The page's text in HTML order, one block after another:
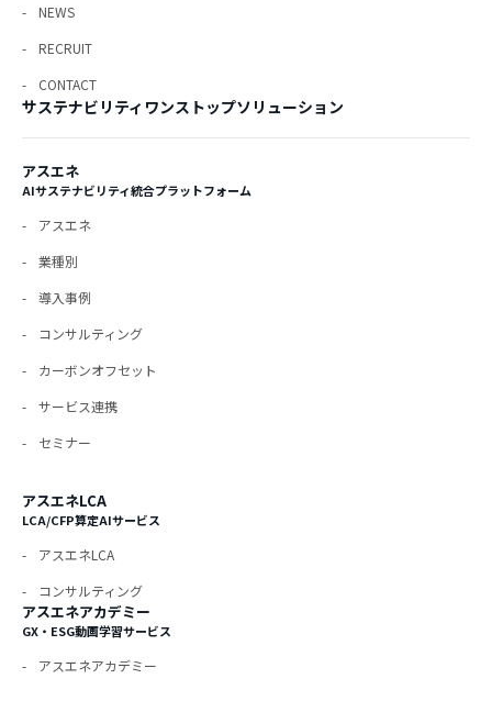
NEWS
RECRUIT
CONTACT
サステナビリティワンストップソリューション
アスエネ
AIサステナビリティ統合プラットフォーム
アスエネ
業種別
導入事例
コンサルティング
カーボンオフセット
サービス連携
セミナー
アスエネLCA
LCA/CFP算定AIサービス
アスエネLCA
コンサルティング
アスエネアカデミー
GX・ESG動画学習サービス
アスエネアカデミー